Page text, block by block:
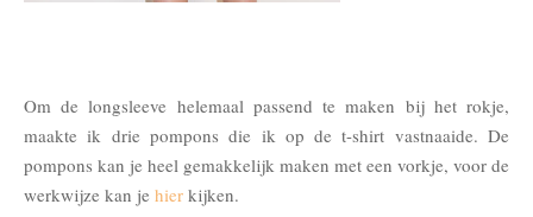
Om de longsleeve helemaal passend te maken bij het rokje,
maakte ik drie pompons die ik op de t-shirt vastnaaide. De
pompons kan je heel gemakkelijk maken met een vorkje, voor de
werkwijze kan je hier kijken.